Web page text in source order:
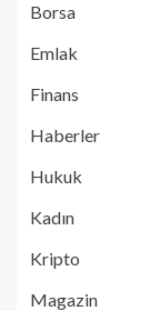
Borsa
Emlak
Finans
Haberler
Hukuk
Kadın
Kripto
Magazin